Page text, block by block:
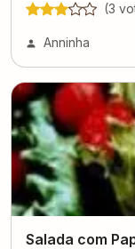
(3
Anninha
Salada com